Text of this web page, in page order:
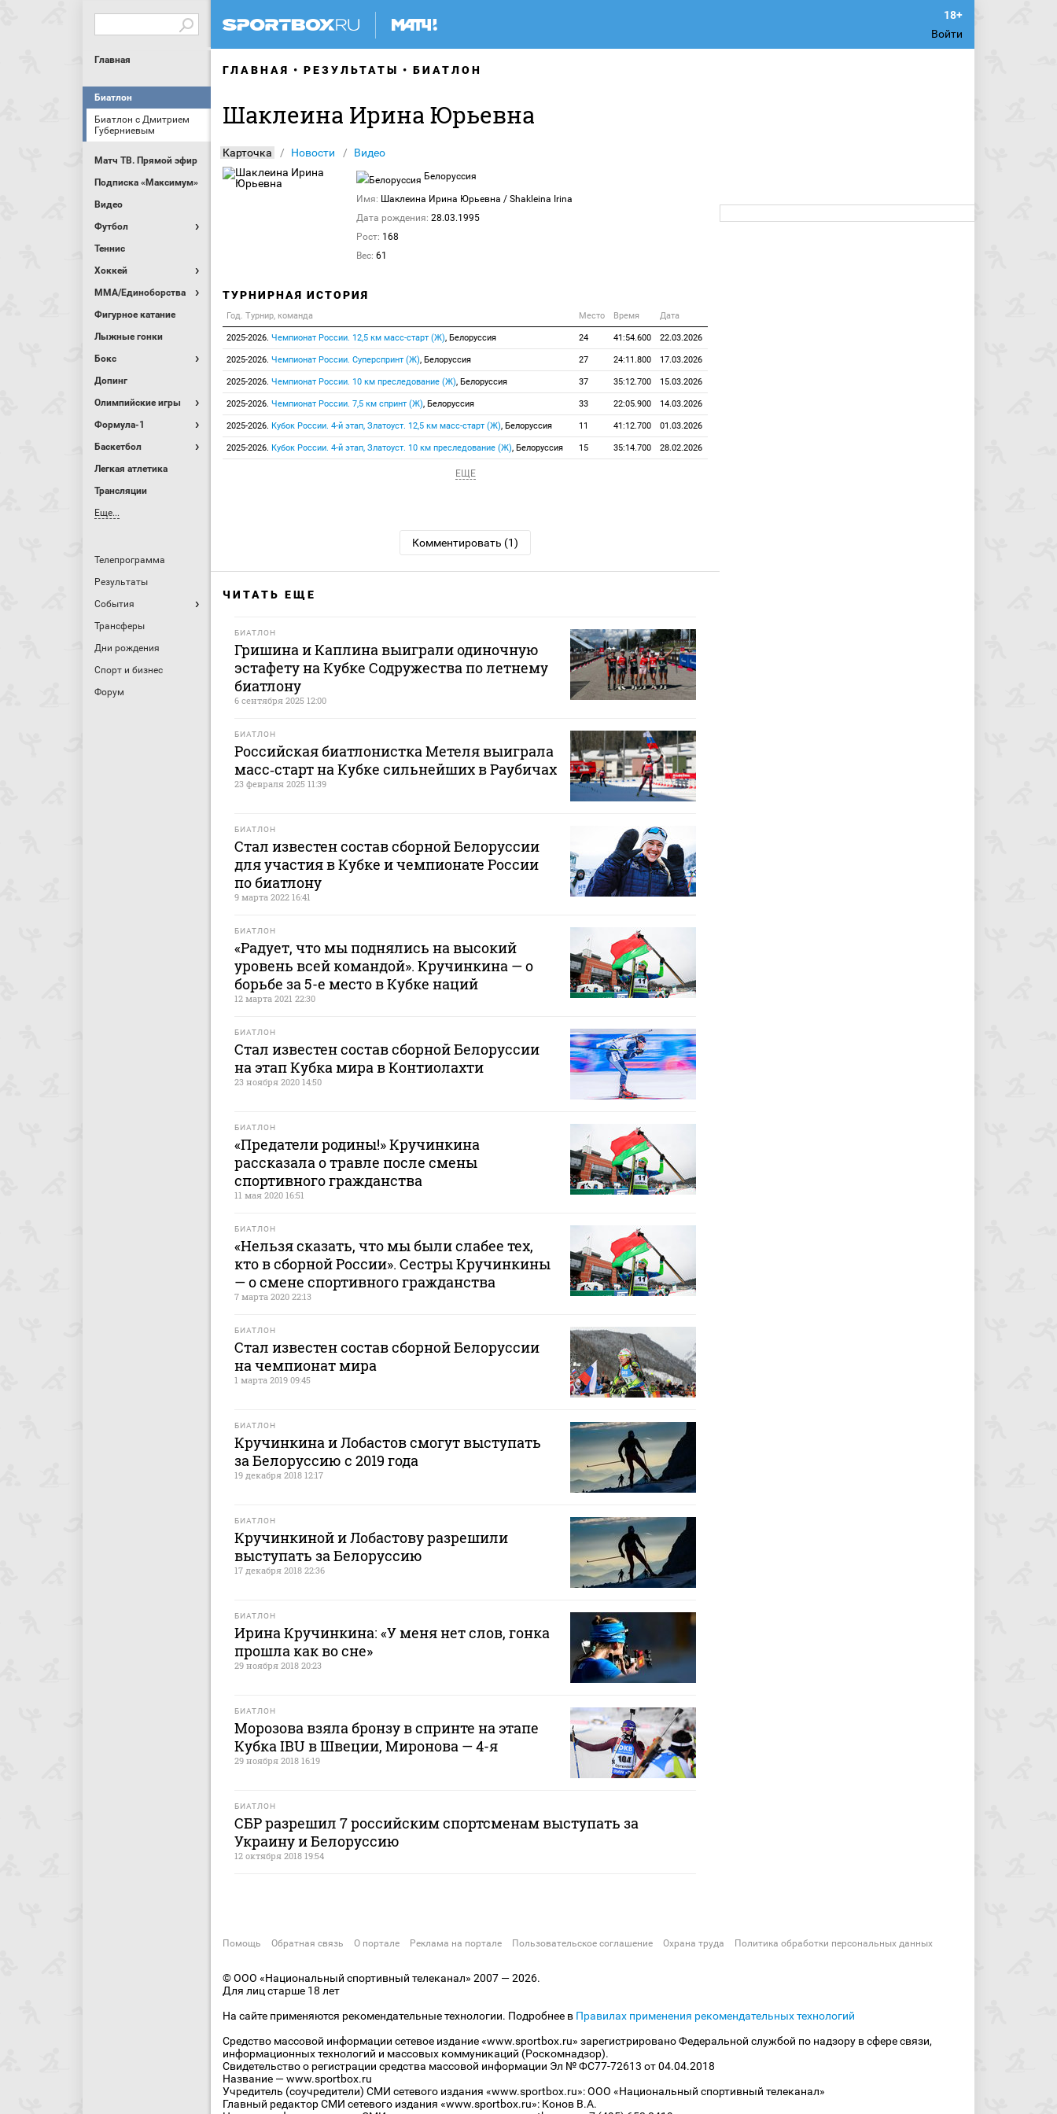
Войти
Главная
Биатлон
Биатлон с Дмитрием
Губерниевым
Матч ТВ. Прямой эфир
Подписка «Максимум»
Видео
Футбол
Теннис
Хоккей
MMA/Единоборства
Фигурное катание
Лыжные гонки
Бокс
Допинг
Олимпийские игры
Формула-1
Баскетбол
Легкая атлетика
Трансляции
Еще...
Телепрограмма
Результаты
События
Трансферы
Дни рождения
Спорт и бизнес
Форум
ГЛАВНАЯ РЕЗУЛЬТАТЫ БИАТЛОН
Шаклеина Ирина Юрьевна
Карточка Новости Видео
Белоруссия
Имя: Шаклеина Ирина Юрьевна / Shakleina Irina
Дата рождения: 28.03.1995
Рост: 168
Вес: 61
ТУРНИРНАЯ ИСТОРИЯ
Год. Турнир, команда Место Время Дата
2025-2026. Чемпионат России. 12,5 км масс-старт (Ж), Белоруссия 24 41:54.600 22.03.2026
2025-2026. Чемпионат России. Суперспринт (Ж), Белоруссия 27 24:11.800 17.03.2026
2025-2026. Чемпионат России. 10 км преследование (Ж), Белоруссия 37 35:12.700 15.03.2026
2025-2026. Чемпионат России. 7,5 км спринт (Ж), Белоруссия 33 22:05.900 14.03.2026
2025-2026. Кубок России. 4-й этап, Златоуст. 12,5 км масс-старт (Ж), Белоруссия 11 41:12.700 01.03.2026
2025-2026. Кубок России. 4-й этап, Златоуст. 10 км преследование (Ж), Белоруссия 15 35:14.700 28.02.2026
ЕЩЕ
Комментировать (1)
ЧИТАТЬ ЕЩЕ
БИАТЛОН
Гришина и Каплина выиграли одиночную
эстафету на Кубке Содружества по летнему
биатлону
6 сентября 2025 12:00
БИАТЛОН
Российская биатлонистка Метеля выиграла
масс‑старт на Кубке сильнейших в Раубичах
23 февраля 2025 11:39
БИАТЛОН
Стал известен состав сборной Белоруссии
для участия в Кубке и чемпионате России
по биатлону
9 марта 2022 16:41
БИАТЛОН
«Радует, что мы поднялись на высокий
уровень всей командой». Кручинкина — о
борьбе за 5-е место в Кубке наций
12 марта 2021 22:30
БИАТЛОН
Стал известен состав сборной Белоруссии
на этап Кубка мира в Контиолахти
23 ноября 2020 14:50
БИАТЛОН
«Предатели родины!» Кручинкина
рассказала о травле после смены
спортивного гражданства
11 мая 2020 16:51
БИАТЛОН
«Нельзя сказать, что мы были слабее тех,
кто в сборной России». Сестры Кручинкины
— о смене спортивного гражданства
7 марта 2020 22:13
БИАТЛОН
Стал известен состав сборной Белоруссии
на чемпионат мира
1 марта 2019 09:45
БИАТЛОН
Кручинкина и Лобастов смогут выступать
за Белоруссию с 2019 года
19 декабря 2018 12:17
БИАТЛОН
Кручинкиной и Лобастову разрешили
выступать за Белоруссию
17 декабря 2018 22:36
БИАТЛОН
Ирина Кручинкина: «У меня нет слов, гонка
прошла как во сне»
29 ноября 2018 20:23
БИАТЛОН
Морозова взяла бронзу в спринте на этапе
Кубка IBU в Швеции, Миронова — 4-я
29 ноября 2018 16:19
БИАТЛОН
СБР разрешил 7 российским спортсменам выступать за
Украину и Белоруссию
12 октября 2018 19:54
Помощь Обратная связь О портале Реклама на портале Пользовательское соглашение Охрана труда Политика обработки персональных данных
© ООО «Национальный спортивный телеканал» 2007 — 2026.
Для лиц старше 18 лет
На сайте применяются рекомендательные технологии. Подробнее в Правилах применения рекомендательных технологий
Средство массовой информации сетевое издание «www.sportbox.ru» зарегистрировано Федеральной службой по надзору в сфере связи,
информационных технологий и массовых коммуникаций (Роскомнадзор).
Свидетельство о регистрации средства массовой информации Эл № ФС77-72613 от 04.04.2018
Название — www.sportbox.ru
Учредитель (соучредители) СМИ сетевого издания «www.sportbox.ru»: ООО «Национальный спортивный телеканал»
Главный редактор СМИ сетевого издания «www.sportbox.ru»: Конов В.А.